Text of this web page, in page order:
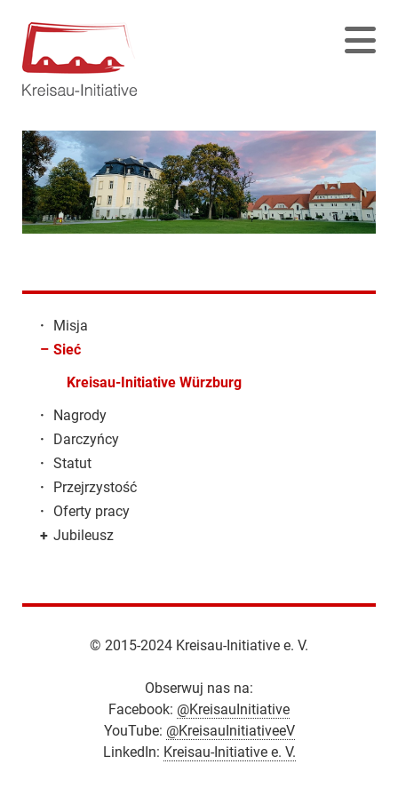
·
Misja
– Sieć
Kreisau-Initiative Würzburg
·
Nagrody
·
Darczyńcy
· Statut
·
Przejrzystość
·
Oferty pracy
+ Jubileusz
© 2015-2024 Kreisau-Initiative e. V.
Obserwuj nas na:
Facebook: @KreisauInitiative
YouTube: @KreisauInitiativeeV
LinkedIn: Kreisau-Initiative e. V.